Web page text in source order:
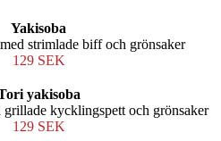
Yakisoba
strimlade biff och grönsaker
129 SEK
yakisoba
grillade kycklingspett och grönsaker
129 SEK